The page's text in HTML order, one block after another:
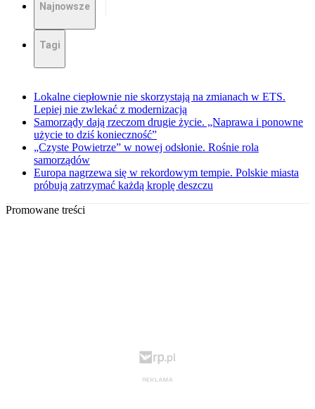
Najnowsze
Tagi
Lokalne ciepłownie nie skorzystają na zmianach w ETS.
Lepiej nie zwlekać z modernizacją
Samorządy dają rzeczom drugie życie. „Naprawa i ponowne
użycie to dziś konieczność”
„Czyste Powietrze” w nowej odsłonie. Rośnie rola
samorządów
Europa nagrzewa się w rekordowym tempie. Polskie miasta
próbują zatrzymać każdą kroplę deszczu
Promowane treści